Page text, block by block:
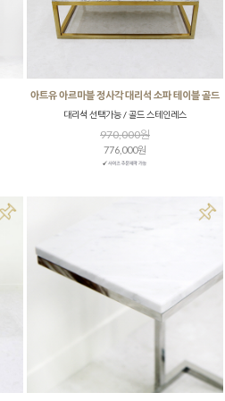
아트유 아르마블 정사각 대리석 소파 테이블 골드
대리석 선택가능 / 골드 스테인레스
970,000원
776,000원